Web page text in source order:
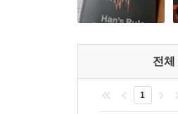
두 가지 축으로 분석
10장 한의 법칙
필자는 지난 25년
칙을 정립했다. 이
전체
1